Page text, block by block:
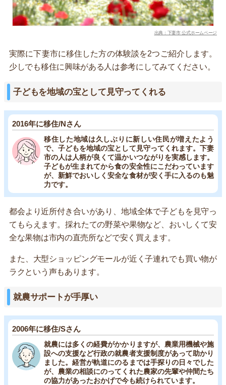
出典：下妻市 公式ホームページ
実際に下妻市に移住した方の体験談を2つご紹介します。
少しでも移住に興味がある人は参考にしてみてください。
子どもを地域の宝として見守ってくれる
2016年に移住/Nさん
移住した地域は久しぶりに新しい住民が増えたよう
で、子どもを地域の宝として見守ってくれます。下妻
市の人は人柄が良くて温かいつながりを実感します。
子どもが生まれてから食の安全性にこだわっています
が、新鮮でおいしく安全な食材が安く手に入るのも魅
力です。
都会より近所付き合いがあり、地域全体で子どもを見守っ
てもらえます。採れたての野菜や果物など、おいしくて安
全な果物は市内の直売所などで安く買えます。
また、大型ショッピングモールが近く子連れでも買い物が
ラクという声もあります。
就農サポートが手厚い
2006年に移住/Sさん
就農には多くの経費がかかりますが、農業用機械や施
設への支援など行政の就農者支援制度があって助かり
ました。経営が軌道にのるまでは手探りの日々でした
が、農業の相談にのってくれた農家の先輩や仲間たち
の協力があったおかげで今も続けられています。